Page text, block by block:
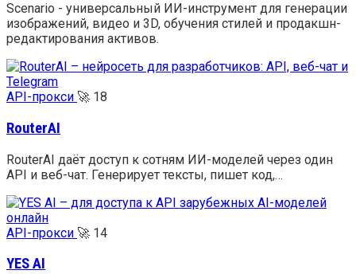
Scenario - универсальный ИИ-инструмент для генерации
изображений, видео и 3D, обучения стилей и продакшн-
редактирования активов.
API-прокси 🚀 18
RouterAI
RouterAI даёт доступ к сотням ИИ-моделей через один
API и веб-чат. Генерирует тексты, пишет код,…
API-прокси 🚀 14
YES AI